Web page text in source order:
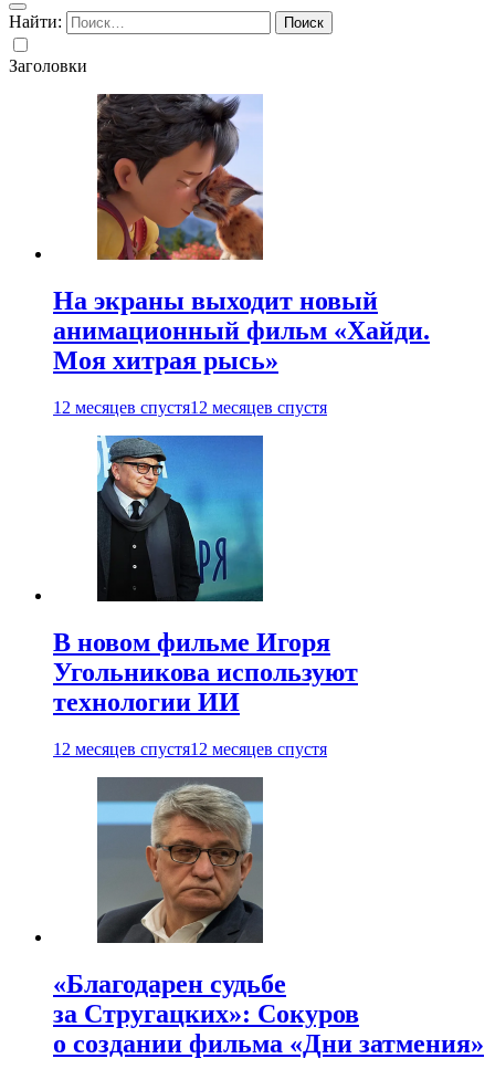
Найти:
Заголовки
На экраны выходит новый
анимационный фильм «Хайди.
Моя хитрая рысь»
12 месяцев спустя12 месяцев спустя
В новом фильме Игоря
Угольникова используют
технологии ИИ
12 месяцев спустя12 месяцев спустя
«Благодарен судьбе
за Стругацких»: Сокуров
о создании фильма «Дни затмения»